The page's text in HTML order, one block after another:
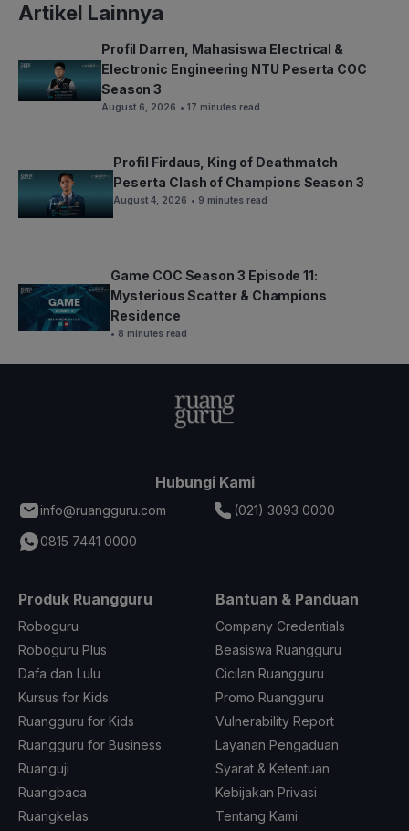
Artikel Lainnya
Profil Darren, Mahasiswa Electrical &
Electronic Engineering NTU Peserta COC
Season 3
August 6, 2026 • 17 minutes read
Profil Firdaus, King of Deathmatch
Peserta Clash of Champions Season 3
August 4, 2026 • 9 minutes read
Game COC Season 3 Episode 11:
Mysterious Scatter & Champions
Residence
• 8 minutes read
Hubungi Kami
info@ruangguru.com
(021) 3093 0000
0815 7441 0000
Produk Ruangguru
Roboguru
Roboguru Plus
Dafa dan Lulu
Kursus for Kids
Ruangguru for Kids
Ruangguru for Business
Ruanguji
Ruangbaca
Ruangkelas
Bantuan & Panduan
Company Credentials
Beasiswa Ruangguru
Cicilan Ruangguru
Promo Ruangguru
Vulnerability Report
Layanan Pengaduan
Syarat & Ketentuan
Kebijakan Privasi
Tentang Kami